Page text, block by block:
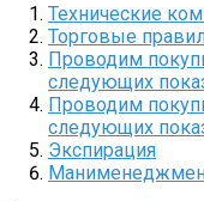
Технические
Торговые
Проводим
следующих
Проводим
следующих
Экспирация